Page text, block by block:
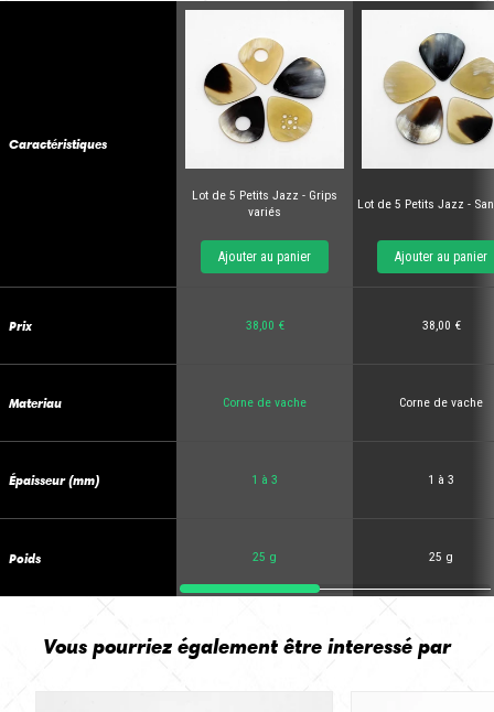
Caractéristiques
Prix
Materiau
Épaisseur (mm)
Poids
Lot de 5 Petits Jazz - Grips
variés
Ajouter au panier
38,00 €
Corne de vache
1 à 3
25 g
Lot de 5 Petits Jazz -
Ajouter au panier
38,00 €
Corne de vache
1 à 3
25 g
Vous pourriez également être interessé par